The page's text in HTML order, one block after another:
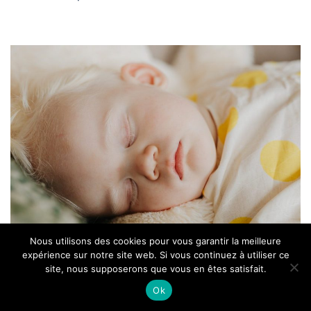
La meilleure solution pour
le sommeil de bébé : Le lit
Nous utilisons des cookies pour vous garantir la meilleure
expérience sur notre site web. Si vous continuez à utiliser ce
site, nous supposerons que vous en êtes satisfait.
Ok